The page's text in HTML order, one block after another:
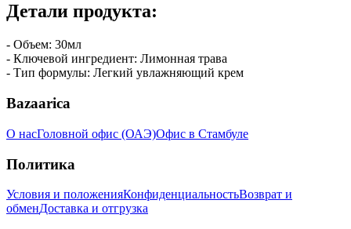
Детали продукта:
- Объем: 30мл
- Ключевой ингредиент: Лимонная трава
- Тип формулы: Легкий увлажняющий крем
Bazaarica
О насГоловной офис (ОАЭ)Офис в Стамбуле
Политика
Условия и положенияКонфиденциальностьВозврат и
обменДоставка и отгрузка